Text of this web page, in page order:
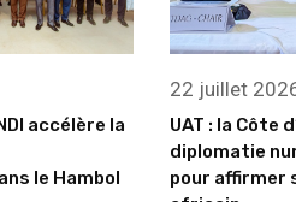
accélère la
le Hambol
22 juillet
UAT : la Côte
diplomatie
pour affirmer